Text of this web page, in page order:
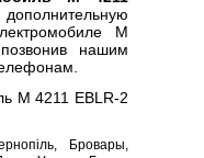
M
нашим
M 4211 EBLR-2
Бровары,